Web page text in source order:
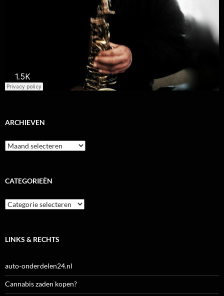
ARCHIEVEN
Archieven
CATEGORIEËN
Categorieën
LINKS & RECHTS
auto-onderdelen24.nl
Cannabis zaden kopen?